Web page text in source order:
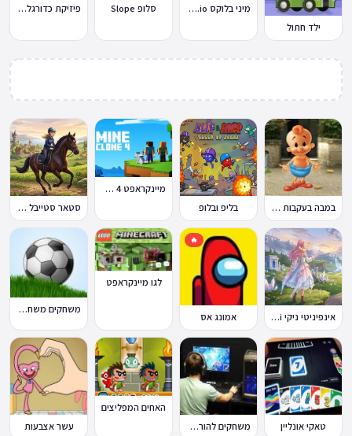
ילד חתול
מיני בלוקס Miniblox.io סלופ Slope פיזיקת כדורגל Soccer Physics
במבה בעקבות החטיף החטוף 2 בליפ ובלופ
מיינקראפט 4 קלון
סטאר סטייבל Star Stable Online
אינפיניטי ניקי Infinity Nikki
🔥
אמונג אס
לגו מיינקראפט
משחקים משחקי כדורגל במחשב וברשת
טאקי אונליין משחקים להורדה למחשב
האחים המפליצים
עשר אצבעות